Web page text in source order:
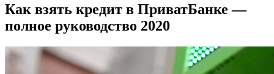
Как взять кредит в ПриватБанке —
полное руководство 2020